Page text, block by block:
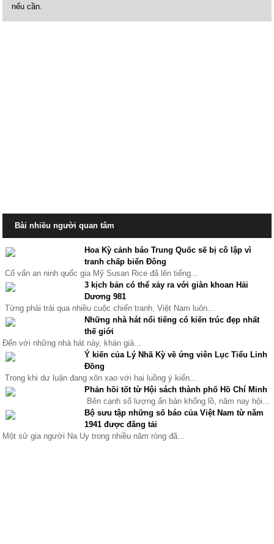
nếu cần.
Bài nhiều người quan tâm
Hoa Kỳ cảnh báo Trung Quốc sẽ bị cô lập vì
tranh chấp biển Đông
Cố vấn an ninh quốc gia Mỹ Susan Rice đã lên tiếng...
3 kịch bản có thể xảy ra với giàn khoan Hải
Dương 981
Từng phải trải qua nhiều cuộc chiến tranh, Việt Nam luôn...
Những nhà hát nổi tiếng có kiến trúc đẹp nhất
thế giới
Đến với những nhà hát này, khán giả...
Ý kiến của Lý Nhã Kỳ về ứng viên Lục Tiểu Linh
Đồng
Trong khi dư luận đang xôn xao với hai luồng ý kiến...
Phản hồi tốt từ Hội sách thành phố Hồ Chí Minh
Bên cạnh số lượng ấn bản khổng lồ, năm nay hội...
Bộ sưu tập những số báo của Việt Nam từ năm
1941 được đăng tải
Một sử gia người Na Uy trong nhiều năm ròng đã...